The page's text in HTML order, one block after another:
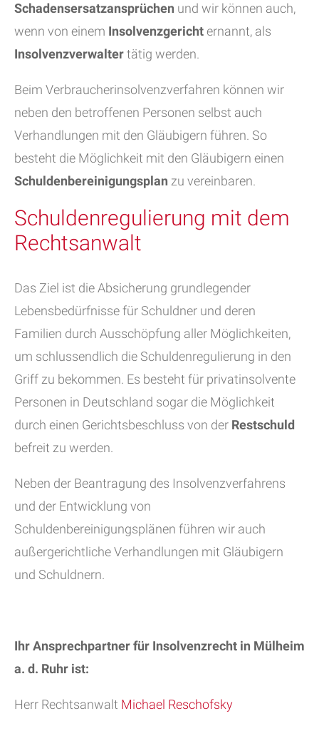
Schadensersatzansprüchen und wir können auch,
wenn von einem Insolvenzgerichternannt, als
Insolvenzverwaltertätig werden.
Beim Verbraucherinsolvenzverfahren können wir
neben den betroffenen Personen selbst auch
Verhandlungen mit den Gläubigern führen. So
besteht die Möglichkeit mit den Gläubigern einen
Schuldenbereinigungsplan zu vereinbaren.
Schuldenregulierung mit dem
Rechtsanwalt
Das Ziel ist die Absicherung grundlegender
Lebensbedürfnisse für Schuldner und deren
Familien durch Ausschöpfung aller Möglichkeiten,
um schlussendlich die Schuldenregulierung in den
Griff zu bekommen. Es besteht für privatinsolvente
Personen in Deutschland sogar die Möglichkeit
durch einen Gerichtsbeschluss von der Restschuld
befreit zu werden.
Neben der Beantragung des Insolvenzverfahrens
und der Entwicklung von
Schuldenbereinigungsplänen führen wir auch
außergerichtliche Verhandlungen mit Gläubigern
und Schuldnern.
Ihr Ansprechpartner für Insolvenzrecht in Mülheim
a. d. Ruhr ist:
Herr Rechtsanwalt Michael Reschofsky